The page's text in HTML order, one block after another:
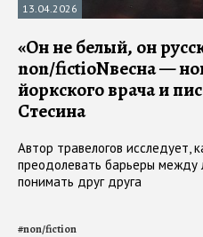
13.04.2026
«Он не белый, он
non/fictioNвесна —
йоркского врача и
Стесина
Автор травелогов исследует,
преодолевать барьеры
понимать друг друга
#non/fiction